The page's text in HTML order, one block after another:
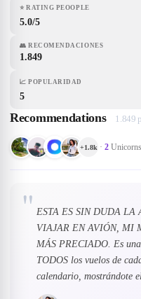
⭐ RATING PEOOPLE
5.0/5
👥 RECOMENDACIONES
1.849
📈 POPULARIDAD
5
Recommendations 1.849
+1.8k · 2 Unicorns
" ESTA ES SIN DUDA LA
VIAJAR EN AVIÓN, MI
MÁS PRECIADO. Es
TODOS los vuelos de
calendario, mostrándote